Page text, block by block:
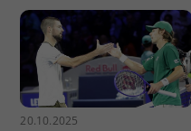
20.10.2025